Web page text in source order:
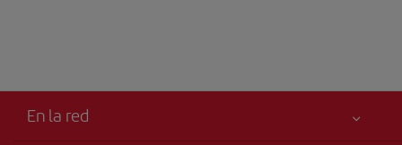
En la red